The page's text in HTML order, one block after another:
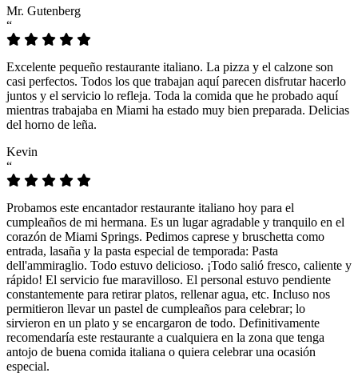
Mr. Gutenberg
“
Excelente pequeño restaurante italiano. La pizza y el calzone son
casi perfectos. Todos los que trabajan aquí parecen disfrutar hacerlo
juntos y el servicio lo refleja. Toda la comida que he probado aquí
mientras trabajaba en Miami ha estado muy bien preparada. Delicias
del horno de leña.
Kevin
“
Probamos este encantador restaurante italiano hoy para el
cumpleaños de mi hermana. Es un lugar agradable y tranquilo en el
corazón de Miami Springs. Pedimos caprese y bruschetta como
entrada, lasaña y la pasta especial de temporada: Pasta
dell'ammiraglio. Todo estuvo delicioso. ¡Todo salió fresco, caliente y
rápido! El servicio fue maravilloso. El personal estuvo pendiente
constantemente para retirar platos, rellenar agua, etc. Incluso nos
permitieron llevar un pastel de cumpleaños para celebrar; lo
sirvieron en un plato y se encargaron de todo. Definitivamente
recomendaría este restaurante a cualquiera en la zona que tenga
antojo de buena comida italiana o quiera celebrar una ocasión
especial.